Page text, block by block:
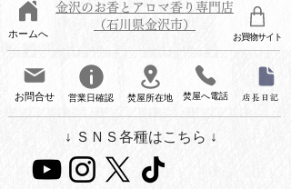
ホームへ
焚屋所在地
営業日確認
お問合せ 焚屋へ電話
お買物サイト
↓ ＳＮＳ各種はこちら ↓
金沢のお香とアロマ香り専門店
（石川県金沢市）
店長日記